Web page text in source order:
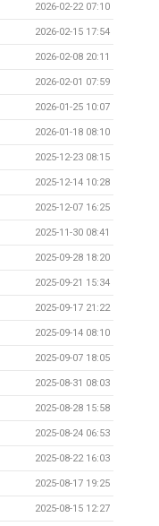
2026-02-22 07:10
2026-02-15 17:54
2026-02-08 20:11
2026-02-01 07:59
2026-01-25 10:07
2026-01-18 08:10
2025-12-23 08:15
2025-12-14 10:28
2025-12-07 16:25
2025-11-30 08:41
2025-09-28 18:20
2025-09-21 15:34
2025-09-17 21:22
2025-09-14 08:10
2025-09-07 18:05
2025-08-31 08:03
2025-08-28 15:58
2025-08-24 06:53
2025-08-22 16:03
2025-08-17 19:25
2025-08-15 12:27